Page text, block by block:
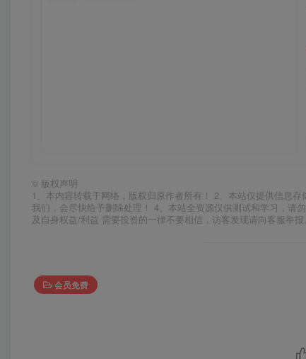
© 版权声明
1、本内容转载于网络，版权归原作者所有！ 2、本站仅提供信息
我们，会尽快给予删除处理！ 4、本站全资源仅供测试和学习，请
及自身权益/利益 需要投资的一律不要相信，访客发现请向客服举
会员免费